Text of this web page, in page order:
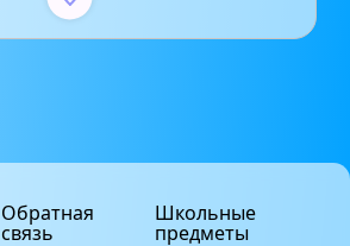
Обратная
связь
Школьные
предметы